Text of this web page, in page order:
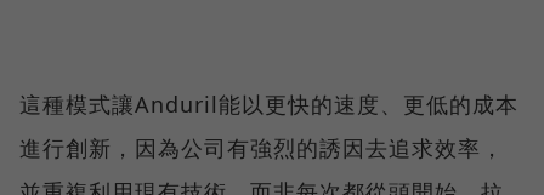
這種模式讓Anduril能以更快的速度、更低的成本
進行創新，因為公司有強烈的誘因去追求效率，